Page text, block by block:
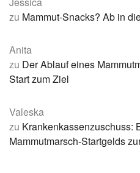
zu Mammut-Snacks? Ab in
Anita
zu Der Ablauf eines
Start zum Ziel
Valeska
zu Krankenkassenzuschuss:
Mammutmarsch-Startgelds